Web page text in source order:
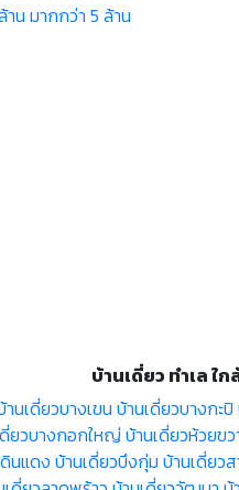
าน มากกว่า 5 ล้าน
บ้านเดี่ยว ทำเล ใ
านเดี่ยวบางเขน บ้านเดี่ยวบางกะปิ
ยวบางกอกใหญ่ บ้านเดี่ยวห้วยขว
นแดง บ้านเดี่ยวบึงกุ่ม บ้านเดี่ยว